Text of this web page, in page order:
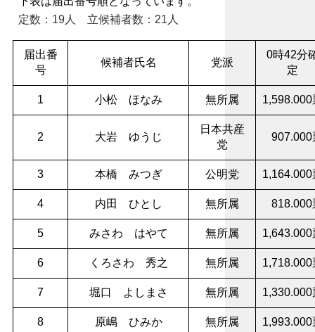
定数：19人 立候補者数：21人
届出番
号
候補者氏名 党派
0時42分
定
1 小松 ほなみ 無所属 1,598.000
2 大岩 ゆうじ
日本共産
党
907.000
3 本橋 みつぎ 公明党 1,164.000
4 内田 ひとし 無所属 818.000
5 みさわ はやて 無所属 1,643.000
6 くろさわ 秀之 無所属 1,718.000
7 堀口 よしまさ 無所属 1,330.000
8 原嶋 ひみか 無所属 1,993.000